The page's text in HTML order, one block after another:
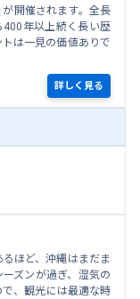
開催されます。全長
年以上続く長い歴
は一見の価値ありで
詳しく見る
ほど、沖縄はまだま
ズンが過ぎ、湿気の
、観光には最適な時